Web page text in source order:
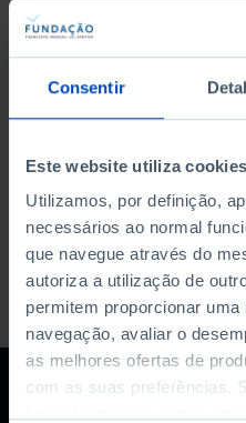
Consentir
Este website utiliza cookies
Utilizamos, por definição,
necessários ao normal
que navegue através do
autoriza a utilização de
permitem proporcionar
navegação, avaliar o
as melhores ofertas de
com as suas preferências.
DATA DE INÍCIO
DATA DE FIM